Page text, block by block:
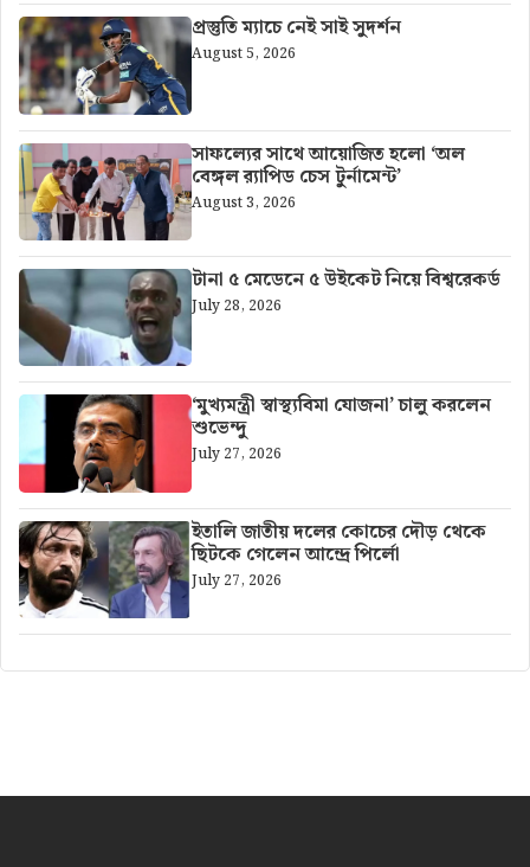
প্রস্তুতি ম্যাচে নেই সাই সুদর্শন
August 5, 2026
সাফল্যের সাথে আয়োজিত হলো ‘অল
বেঙ্গল র‍্যাপিড চেস টুর্নামেন্ট’
August 3, 2026
টানা ৫ মেডেনে ৫ উইকেট নিয়ে বিশ্বরেকর্ড
July 28, 2026
‘মুখ্যমন্ত্রী স্বাস্থ্যবিমা যোজনা’ চালু করলেন
শুভেন্দু
July 27, 2026
ইতালি জাতীয় দলের কোচের দৌড় থেকে
ছিটকে গেলেন আন্দ্রে পির্লো
July 27, 2026